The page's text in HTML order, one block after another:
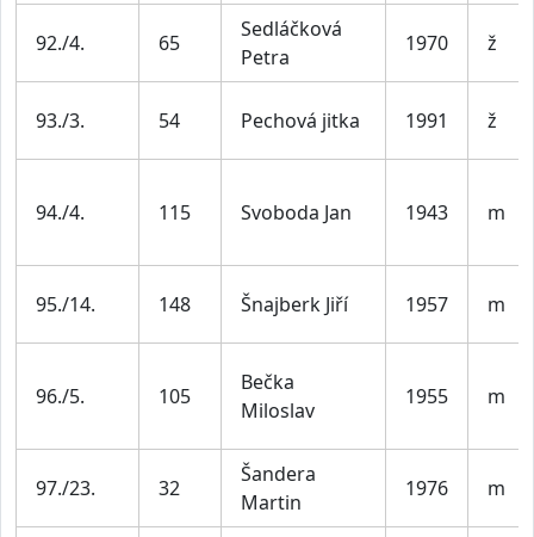
92./4. 65
Sedláčková
Petra
1970 ž
93./3. 54 Pechová jitka 1991 ž
94./4. 115 Svoboda Jan 1943 m
95./14. 148 Šnajberk Jiří 1957 m
96./5. 105
Bečka
Miloslav
1955 m
97./23. 32
Šandera
Martin
1976 m